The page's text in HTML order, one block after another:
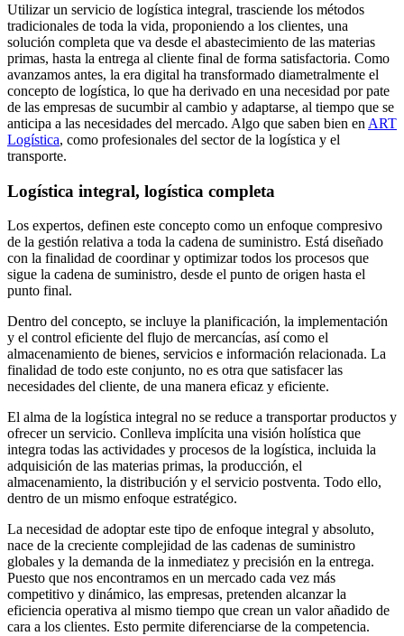
Utilizar un servicio de logística integral, trasciende los métodos
tradicionales de toda la vida, proponiendo a los clientes, una
solución completa que va desde el abastecimiento de las materias
primas, hasta la entrega al cliente final de forma satisfactoria. Como
avanzamos antes, la era digital ha transformado diametralmente el
concepto de logística, lo que ha derivado en una necesidad por pate
de las empresas de sucumbir al cambio y adaptarse, al tiempo que se
anticipa a las necesidades del mercado. Algo que saben bien en ART
Logística, como profesionales del sector de la logística y el
transporte.
Logística integral, logística completa
Los expertos, definen este concepto como un enfoque compresivo
de la gestión relativa a toda la cadena de suministro. Está diseñado
con la finalidad de coordinar y optimizar todos los procesos que
sigue la cadena de suministro, desde el punto de origen hasta el
punto final.
Dentro del concepto, se incluye la planificación, la implementación
y el control eficiente del flujo de mercancías, así como el
almacenamiento de bienes, servicios e información relacionada. La
finalidad de todo este conjunto, no es otra que satisfacer las
necesidades del cliente, de una manera eficaz y eficiente.
El alma de la logística integral no se reduce a transportar productos y
ofrecer un servicio. Conlleva implícita una visión holística que
integra todas las actividades y procesos de la logística, incluida la
adquisición de las materias primas, la producción, el
almacenamiento, la distribución y el servicio postventa. Todo ello,
dentro de un mismo enfoque estratégico.
La necesidad de adoptar este tipo de enfoque integral y absoluto,
nace de la creciente complejidad de las cadenas de suministro
globales y la demanda de la inmediatez y precisión en la entrega.
Puesto que nos encontramos en un mercado cada vez más
competitivo y dinámico, las empresas, pretenden alcanzar la
eficiencia operativa al mismo tiempo que crean un valor añadido de
cara a los clientes. Esto permite diferenciarse de la competencia.